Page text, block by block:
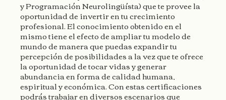
y Programación Neurolingüísta) que te provee la
oportunidad de invertir en tu crecimiento
profesional. El conocimiento obtenido en el
mismo tiene el efecto de ampliar tu modelo de
mundo de manera que puedas expandir tu
percepción de posibilidades a la vez que te ofrece
la oportunidad de tocar vidas y generar
abundancia en forma de calidad humana,
espiritual y económica. Con estas certificaciones
podrás trabajar en diversos escenarios que